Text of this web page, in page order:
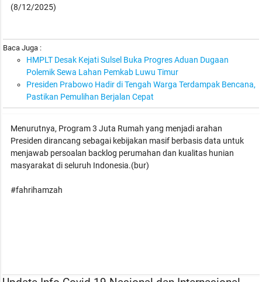
(8/12/2025)
Baca Juga :
HMPLT Desak Kejati Sulsel Buka Progres Aduan Dugaan
Polemik Sewa Lahan Pemkab Luwu Timur
Presiden Prabowo Hadir di Tengah Warga Terdampak Bencana,
Pastikan Pemulihan Berjalan Cepat
Menurutnya, Program 3 Juta Rumah yang menjadi arahan
Presiden dirancang sebagai kebijakan masif berbasis data untuk
menjawab persoalan backlog perumahan dan kualitas hunian
masyarakat di seluruh Indonesia.(bur)
#fahrihamzah